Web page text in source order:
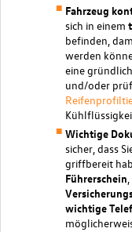
Fahrzeug
sich in einem
befinden,
werden
eine
und/oder
Wichtige
sicher, dass
griffbereit
Führerschein
wichtige